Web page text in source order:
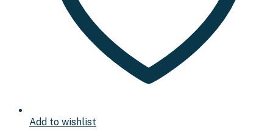
Add to wishlist